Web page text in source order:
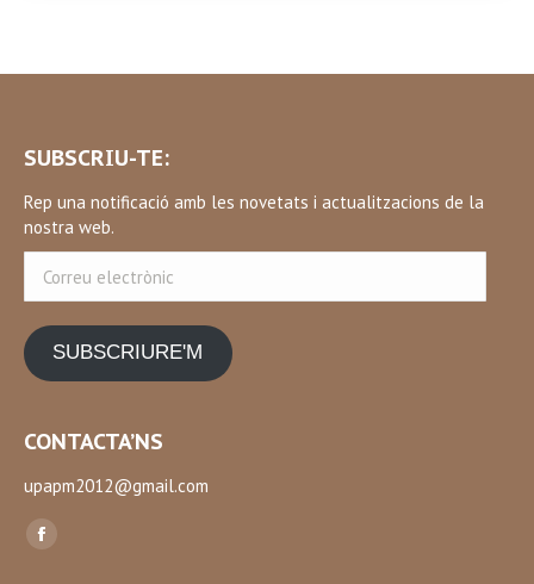
SUBSCRIU-TE:
Rep una notificació amb les novetats i actualitzacions de la
nostra web.
electrònic
SUBSCRIURE'M
CONTACTA’NS
upapm2012@gmail.com
Find us on:
Facebook